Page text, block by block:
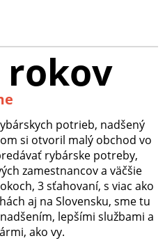
rokov
potrieb, nadšený
si otvoril malý obchod vo
rybárske potreby,
zamestnancov a väčšie
3 sťahovaní, s viac ako
aj na Slovensku, sme tu
lepšími službami a
ako vy.